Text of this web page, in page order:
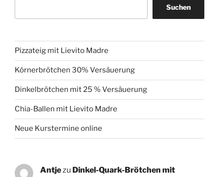
Suchen
Pizzateig mit Lievito Madre
Körnerbrötchen 30% Versäuerung
Dinkelbrötchen mit 25 % Versäuerung
Chia-Ballen mit Lievito Madre
Neue Kurstermine online
Antjezu Dinkel-Quark-Brötchen mit